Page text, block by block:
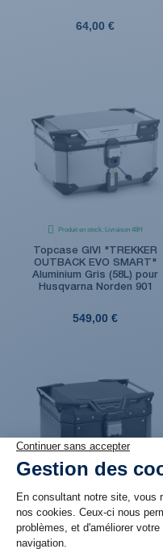
64,00 €
Produit en stock. Livraison 48H
Topcase GIVI "TREKKER
OUTBACK EVO SMART"
Aluminium Gris (58L) pour
Husqvarna Norden 901
549,00 €
Produit en stock. Livraison 48H
Topcase GIVI "TREKKER
OUTBACK EVO SMART" Alu